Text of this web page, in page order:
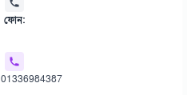
ফোন:
01336984387